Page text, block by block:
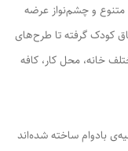
متنوع و چشم‌نواز عرضه
کودک گرفته تا طرح‌های
خانه، محل کار، کافه
بادوام ساخته شده‌اند